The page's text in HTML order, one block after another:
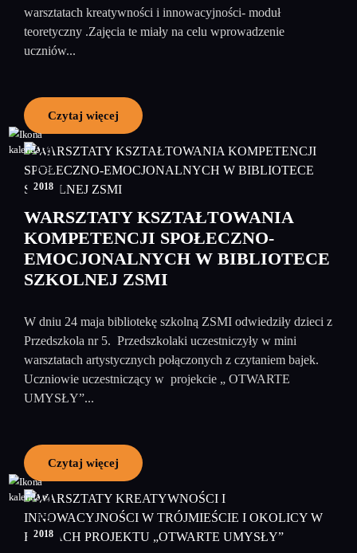
warsztatach kreatywności i innowacyjności- moduł
teoretyczny .Zajęcia te miały na celu wprowadzenie
uczniów...
Czytaj więcej
29
maj
2018
WARSZTATY KSZTAŁTOWANIA
KOMPETENCJI SPOŁECZNO-
EMOCJONALNYCH W BIBLIOTECE
SZKOLNEJ ZSMI
W dniu 24 maja bibliotekę szkolną ZSMI odwiedziły dzieci z
Przedszkola nr 5. Przedszkolaki uczestniczyły w mini
warsztatach artystycznych połączonych z czytaniem bajek.
Uczniowie uczestniczący w projekcie „ OTWARTE
UMYSŁY”...
Czytaj więcej
24
maj
2018